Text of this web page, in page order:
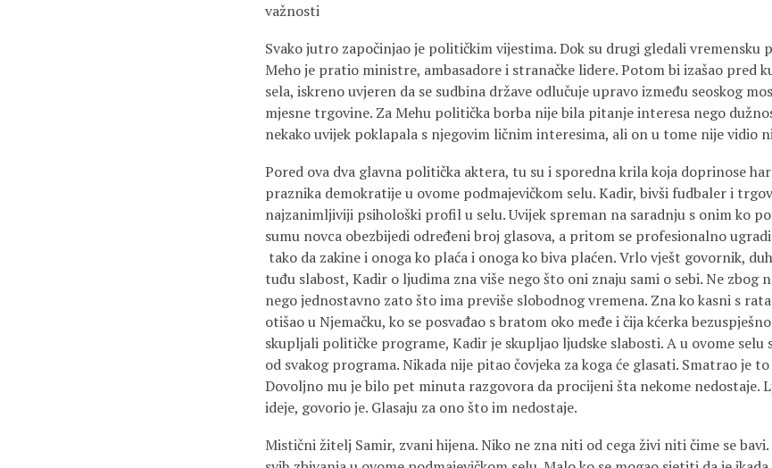
važnosti
Svako jutro započinjao je političkim vijestima. Dok su drugi gledali vremensku
Meho je pratio ministre, ambasadore i stranačke lidere. Potom bi izašao pred
sela, iskreno uvjeren da se sudbina države odlučuje upravo između seoskog
mjesne trgovine. Za Mehu politička borba nije bila pitanje interesa nego
nekako uvijek poklapala s njegovim ličnim interesima, ali on u tome nije vidio
Pored ova dva glavna politička aktera, tu su i sporedna krila koja doprinose
praznika demokratije u ovome podmajevičkom selu. Kadir, bivši fudbaler i
najzanimljiviji psihološki profil u selu. Uvijek spreman na saradnju s onim ko
sumu novca obezbijedi određeni broj glasova, a pritom se profesionalno
tako da zakine i onoga ko plaća i onoga ko biva plaćen. Vrlo vješt govornik,
tuđu slabost, Kadir o ljudima zna više nego što oni znaju sami o sebi. Ne zbog
nego jednostavno zato što ima previše slobodnog vremena. Zna ko kasni s
otišao u Njemačku, ko se posvađao s bratom oko međe i čija kćerka
skupljali političke programe, Kadir je skupljao ljudske slabosti. A u ovome selu
od svakog programa. Nikada nije pitao čovjeka za koga će glasati. Smatrao je
Dovoljno mu je bilo pet minuta razgovora da procijeni šta nekome nedostaje.
ideje, govorio je. Glasaju za ono što im nedostaje.
Mistični žitelj Samir, zvani hijena. Niko ne zna niti od cega živi niti čime se